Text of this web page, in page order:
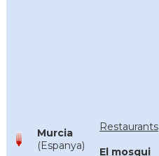
Murcia
(Espanya)
Restaurants
El mosqui